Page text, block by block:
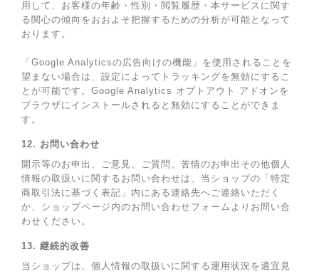
用して、お客様の年齢・性別・閲覧履歴・本サービスに関す
る関心の傾向をおおよそ把握するための分析が可能となって
おります。
「Google Analyticsの広告向けの機能」を使用されることを
望まない場合は、設定によってトラッキングを無効にするこ
とが可能です。Google Analytics オプトアウト アドオンを
ブラウザにインストールされると無効にすることができま
す。
12. お問い合わせ
開示等のお申出、ご意見、ご質問、苦情のお申出その他個人
情報の取扱いに関するお問い合わせは、当ショップの「特定
商取引法に基づく表記」内にある連絡先へご連絡いただく
か、ショップページ内のお問い合わせフォームよりお問い合
わせください。
13. 継続的改善
当ショップは、個人情報の取扱いに関する運用状況を適宜見